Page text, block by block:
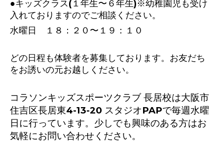
●キッズクラス(１年生〜６年生)※幼稚園児も受け
入れておりますのでご相談ください。
水曜日 １８：２０〜１９：１０
どの日程も体験者を募集しております。お友だち
をお誘いの元お越しください。
コラソンキッズスポーツクラブ 長居校は大阪市
住吉区長居東4-13-20 スタジオPAPで毎週水曜
日に行っています。少しでも興味のある方はお
気軽にお問い合わせください。